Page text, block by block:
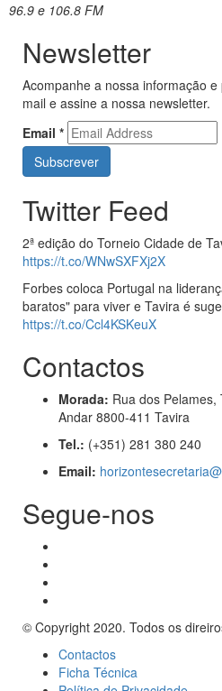
96.9 e 106.8 FM
Newsletter
Acompanhe a nossa informação
mail e assine a nossa newsletter.
Email *
Twitter Feed
2ª edição do Torneio Cidade de
https://t.co/WNwSXFXj2X
Forbes coloca Portugal na
baratos" para viver e Tavira é
https://t.co/Ccl4KSKeuX
Contactos
Morada: Rua dos Pelames,
Andar 8800-411 Tavira
Tel.: (+351) 281 380 240
Email:
Segue-nos
© Copyright 2020. Todos os
Contactos
Ficha Técnica